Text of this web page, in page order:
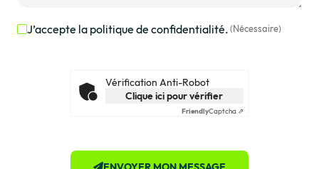
RGPD
J’accepte la politique de confidentialité.(Nécessaire)
Vérification Anti-Robot
Clique ici pour vérifier
FriendlyCaptcha ⇗